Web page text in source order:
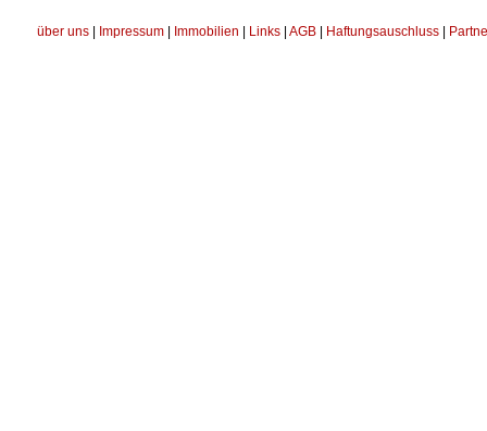
über uns Impressum Immobilien Links AGB Haftungsauschluss